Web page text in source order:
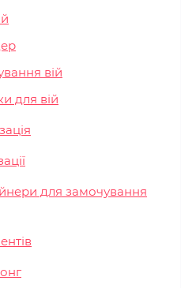
вій
для вій
для замочування